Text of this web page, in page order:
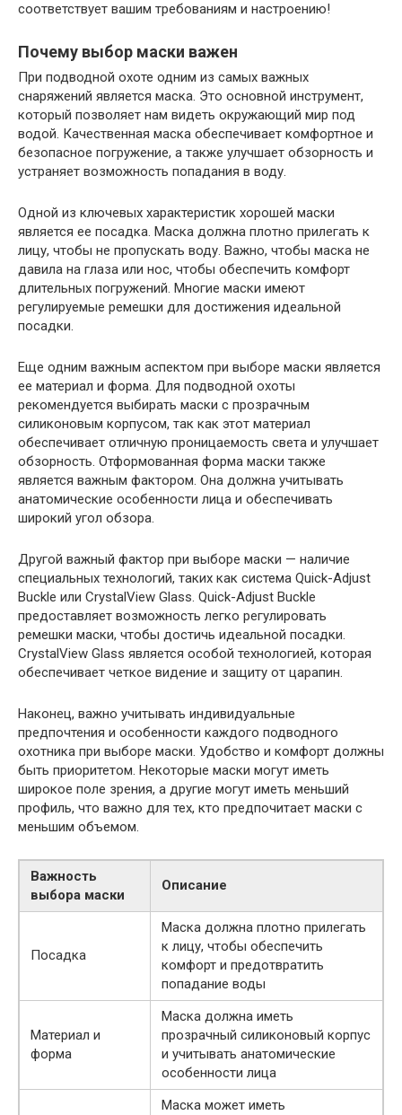
соответствует вашим требованиям и настроению!
Почему выбор маски важен
При подводной охоте одним из самых важных
снаряжений является маска. Это основной инструмент,
который позволяет нам видеть окружающий мир под
водой. Качественная маска обеспечивает комфортное и
безопасное погружение, а также улучшает обзорность и
устраняет возможность попадания в воду.
Одной из ключевых характеристик хорошей маски
является ее посадка. Маска должна плотно прилегать к
лицу, чтобы не пропускать воду. Важно, чтобы маска не
давила на глаза или нос, чтобы обеспечить комфорт
длительных погружений. Многие маски имеют
регулируемые ремешки для достижения идеальной
посадки.
Еще одним важным аспектом при выборе маски является
ее материал и форма. Для подводной охоты
рекомендуется выбирать маски с прозрачным
силиконовым корпусом, так как этот материал
обеспечивает отличную проницаемость света и улучшает
обзорность. Отформованная форма маски также
является важным фактором. Она должна учитывать
анатомические особенности лица и обеспечивать
широкий угол обзора.
Другой важный фактор при выборе маски — наличие
специальных технологий, таких как система Quick-Adjust
Buckle или CrystalView Glass. Quick-Adjust Buckle
предоставляет возможность легко регулировать
ремешки маски, чтобы достичь идеальной посадки.
CrystalView Glass является особой технологией, которая
обеспечивает четкое видение и защиту от царапин.
Наконец, важно учитывать индивидуальные
предпочтения и особенности каждого подводного
охотника при выборе маски. Удобство и комфорт должны
быть приоритетом. Некоторые маски могут иметь
широкое поле зрения, а другие могут иметь меньший
профиль, что важно для тех, кто предпочитает маски с
меньшим объемом.
Важность
выбора маски
Описание
Посадка
Маска должна плотно прилегать
к лицу, чтобы обеспечить
комфорт и предотвратить
попадание воды
Материал и
форма
Маска должна иметь
прозрачный силиконовый корпус
и учитывать анатомические
особенности лица
Маска может иметь